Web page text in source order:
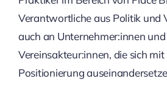
Verantwortliche aus Politik und
auch an Unternehmer:innen und
Vereinsakteur:innen, die sich
Positionierung